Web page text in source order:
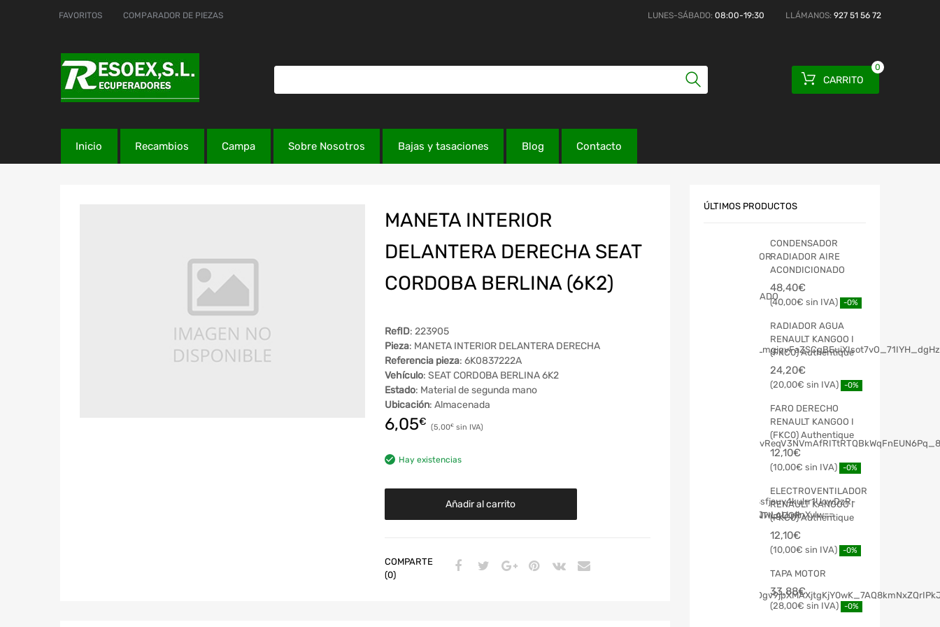
FAVORITOS COMPARADOR DE PIEZAS LUNES-SÁBADO: 08:00-19:30 LLÁMANOS: 927 51 56 72
CARRITO
0
Inicio Recambios Campa Sobre Nosotros Bajas y tasaciones Blog Contacto
MANETA INTERIOR
DELANTERA DERECHA SEAT
CORDOBA BERLINA (6K2)
RefID: 223905
Pieza: MANETA INTERIOR DELANTERA DERECHA
Referencia pieza: 6K0837222A
Vehículo: SEAT CORDOBA BERLINA 6K2
Estado: Material de segunda mano
Ubicación: Almacenada
6,05€ 5,00€
Hay existencias
Añadir al carrito
COMPARTE
(0)
ÚLTIMOS PRODUCTOS
CONDENSADOR
RADIADOR AIRE
ACONDICIONADO
48,40€
40,00€ -0%
RADIADOR AGUA
RENAULT KANGOO I
(FKC0) Authentique
24,20€
20,00€ -0%
FARO DERECHO
RENAULT KANGOO I
(FKC0) Authentique
12,10€
10,00€ -0%
ELECTROVENTILADOR
RENAULT KANGOO I
(FKC0) Authentique
12,10€
10,00€ -0%
TAPA MOTOR
33,88€
28,00€ -0%